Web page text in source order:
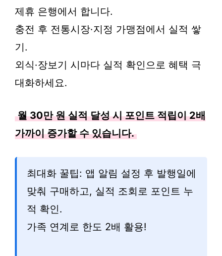
제휴 은행에서 합니다.
충전 후 전통시장·지정 가맹점에서 실적 쌓
기.
외식·장보기 시마다 실적 확인으로 혜택 극
대화하세요.
월 30만 원 실적 달성 시 포인트 적립이 2배
가까이 증가할 수 있습니다.
최대화 꿀팁: 앱 알림 설정 후 발행일에
맞춰 구매하고, 실적 조회로 포인트 누
적 확인.
가족 연계로 한도 2배 활용!